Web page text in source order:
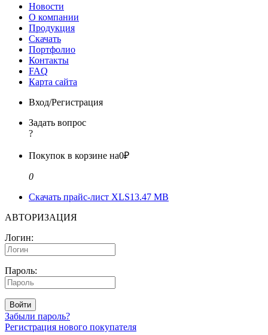
Новости
О компании
Продукция
Скачать
Портфолио
Контакты
FAQ
Карта сайта
Вход/Регистрация
Задать вопрос
?
Покупок в корзине на0₽
0
Скачать прайс-лист XLS13.47 MB
АВТОРИЗАЦИЯ
Логин:
Пароль:
Войти
Забыли пароль?
Регистрация нового покупателя